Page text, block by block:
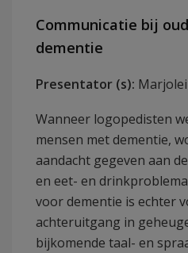
Communicatie bij
dementie
Presentator (s):
Wanneer logopedisten
mensen met dementie,
aandacht gegeven aan
en eet- en
voor dementie is echter
achteruitgang in
bijkomende taal- en